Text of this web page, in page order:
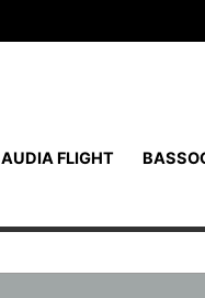
AUDIA FLIGHT